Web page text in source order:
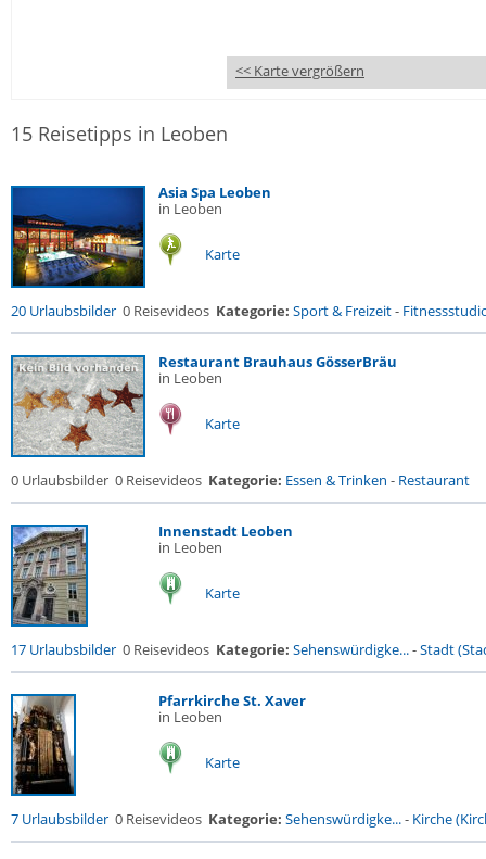
<< Karte vergrößern
15 Reisetipps in Leoben
Asia Spa Leoben
in Leoben
Karte
20 Urlaubsbilder 0 Reisevideos Kategorie: Sport & Freizeit-
Restaurant Brauhaus GösserBräu
in Leoben
Karte
0 Urlaubsbilder 0 Reisevideos Kategorie: Essen & Trinken - Restaurant
Innenstadt Leoben
in Leoben
Karte
17 Urlaubsbilder 0 Reisevideos Kategorie: Sehenswürdigke...-Stadt
Pfarrkirche St. Xaver
in Leoben
Karte
7 Urlaubsbilder 0 Reisevideos Kategorie: Sehenswürdigke...- Kirche